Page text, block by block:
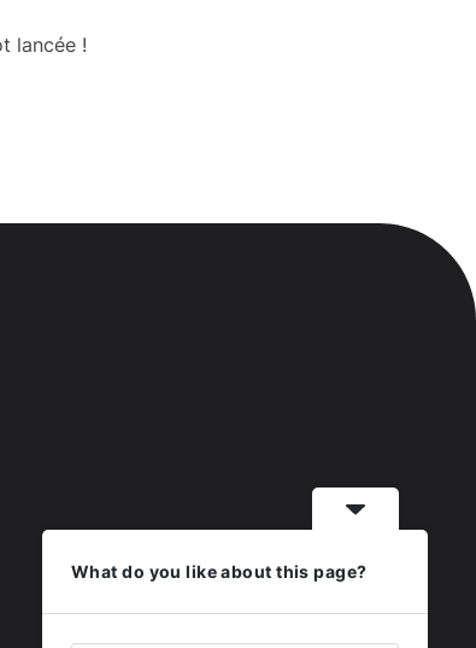
lancée !
What do you like about this page?